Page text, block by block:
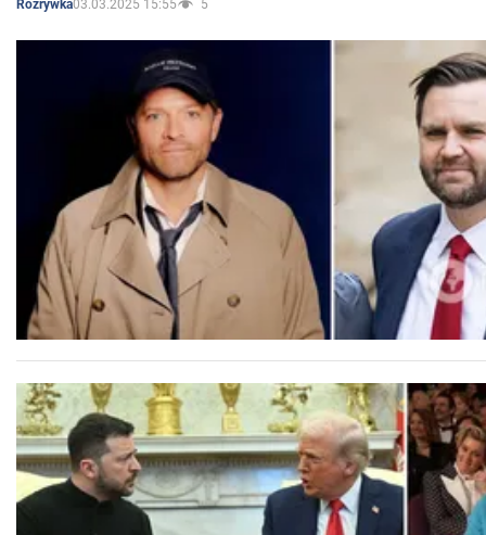
Rozrywka03.03.2025 15:55 5